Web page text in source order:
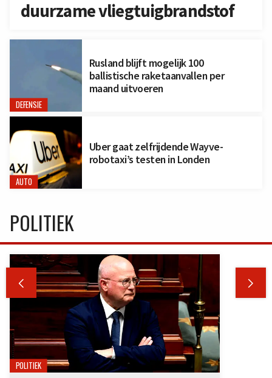
duurzame vliegtuigbrandstof
DEFENSIE
Rusland blijft mogelijk 100
ballistische raketaanvallen per
maand uitvoeren
AUTO
Uber gaat zelfrijdende Wayve-
robotaxi’s testen in Londen
POLITIEK
 
POLITIEK